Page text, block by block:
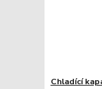
Chladící